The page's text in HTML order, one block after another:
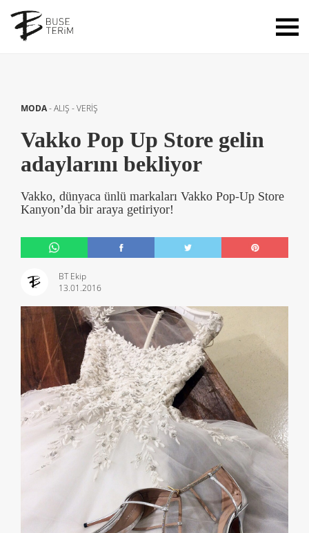
MODA-ALIŞ - VERİŞ
Vakko Pop Up Store gelin
adaylarını bekliyor
Vakko, dünyaca ünlü markaları Vakko Pop-Up Store
Kanyon’da bir araya getiriyor!
BT Ekip
13.01.2016